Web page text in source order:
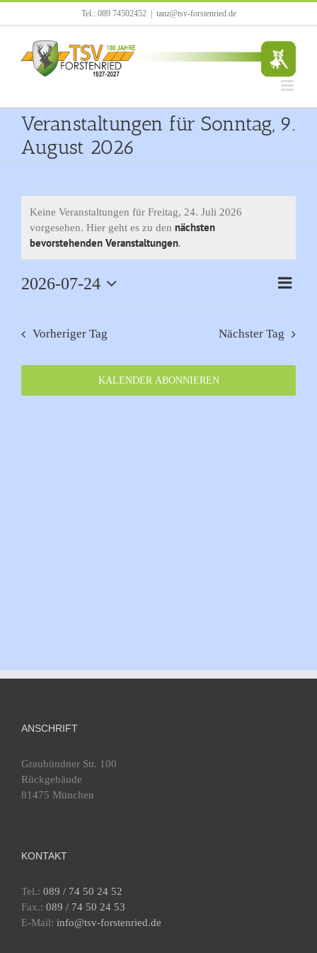
Inhalt
springen
Tel.: 089 74502452 tanz@tsv-forstenried.de
Veranstaltungen für Sonntag, 9.
August 2026
Veranstaltungen
für
Freitag,
24.
Juli
2026
Hinweis
Keine Veranstaltungen für Freitag, 24. Juli 2026
vorgesehen. Hier geht es zu den nächsten
bevorstehenden Veranstaltungen.
Tag
2026-07-24
Datum
Vorheriger Tag Nächster Tag
KALENDER ABONNIEREN
ANSCHRIFT
Graubündner Str. 100
Rückgebäude
81475 München
KONTAKT
Tel.: 089 / 74 50 24 52
Fax.: 089 / 74 50 24 53
E-Mail: info@tsv-forstenried.de